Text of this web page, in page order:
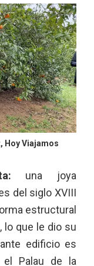
Hoy Viajamos
una joya
del siglo XVIII
estructural
lo que le dio su
edificio es
el Palau de la